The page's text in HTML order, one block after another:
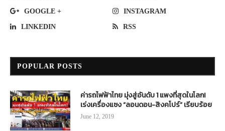
GOOGLE + INSTAGRAM
LINKEDIN RSS
POPULAR POSTS
ค่ารถไฟฟ้าไทย มุ่งสู่อันดับ 1 แพงที่สุดในโลก!
เร่งเครื่องแซง “ลอนดอน-สิงคโปร์” เรียบร้อย
June 12, 2019